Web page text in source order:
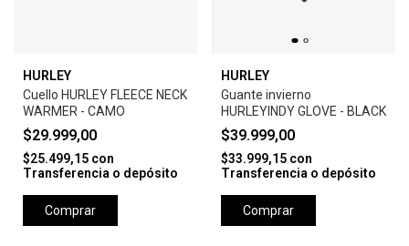
HURLEY
Cuello HURLEY FLEECE NECK
WARMER - CAMO
$29.999,00
$25.499,15 con
Transferencia o depósito
Comprar
HURLEY
Guante invierno
HURLEYINDY GLOVE - BLACK
$39.999,00
$33.999,15 con
Transferencia o depósito
Comprar